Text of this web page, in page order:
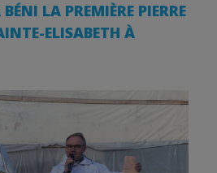
LA PREMIÈRE PIERRE
ELISABETH À